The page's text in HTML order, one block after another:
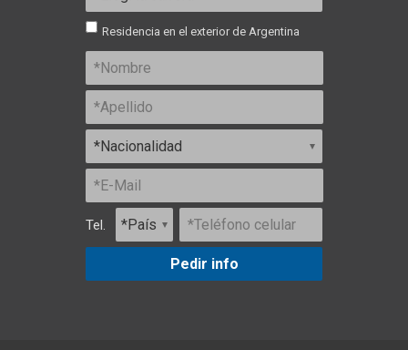
Residencia en el exterior de Argentina
Tel.
Pedir info